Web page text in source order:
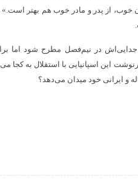
از پدر و مادر خوب هم بهتر است.»
در نیم‌فصل مطرح شود اما
این اسپانیایی با استقلال به کجا